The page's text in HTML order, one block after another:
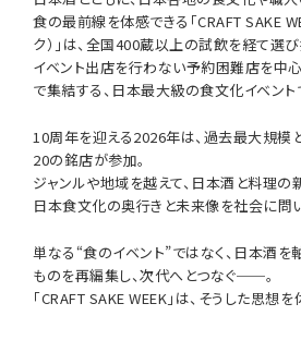
食の最前線を体感できる「CRAFT SAKE
ク）」は、全国400蔵以上の試飲を経て選
イベント出店を行わない予約困難店を中
で集結する、日本最大級の食文化イベント
10周年を迎える2026年は、過去最大規模
20の銘店が参加。
ジャンルや地域を越えて、日本酒と料理の
日本食文化の奥行きと未来像を社会に問
単なる“食のイベント”ではなく、日本酒を
ものを再編集し、次代へとつなぐ──。
「CRAFT SAKE WEEK」は、そうした思想